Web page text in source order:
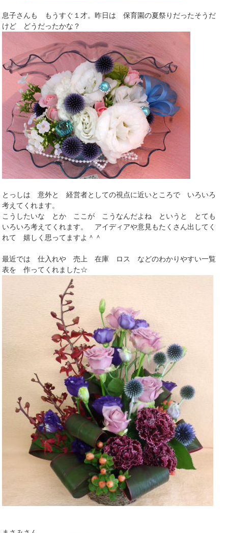
息子さんも もうすぐ１才。昨日は 保育園の夏祭りだったそうだ
けど どうだったかな？
とっしは 意外と 経営者としての視点に近いところで いろいろ
考えてくれます。
こうしたいな とか ここが こうなんだよね というと とても
いろいろ考えてくれます。 アイディアや意見もたくさん出してく
れて 嬉しく思ってますよ＾＾
最近では 仕入れや 売上 在庫 ロス などのわかりやすい一覧
表を 作ってくれました☆